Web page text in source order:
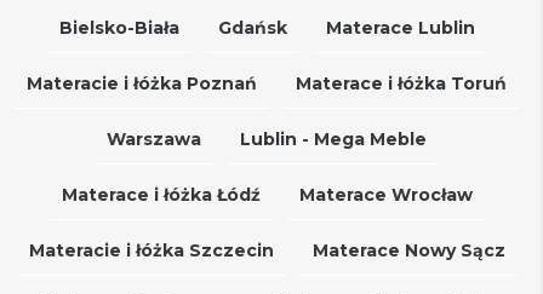
Bielsko-Biała Gdańsk Materace Lublin
Materacie i łóżka Poznań Materace i łóżka Toruń
Warszawa Lublin - Mega Meble
Materace i łóżka Łódź Materace Wrocław
Materacie i łóżka Szczecin Materace Nowy Sącz